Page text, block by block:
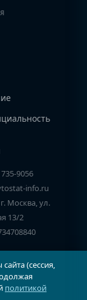
9056
info.ru
Москва, ул.
13/2
(сессия,
политикой